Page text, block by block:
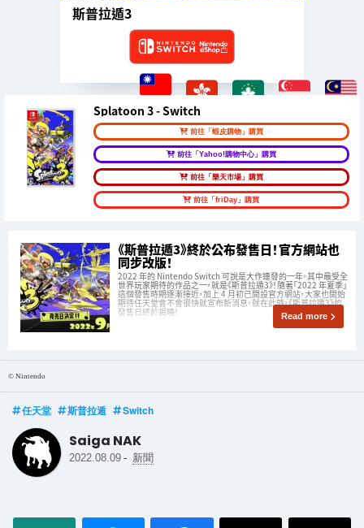
斯普拉遁3
Splatoon 3 - Switch
前往「蝦皮購物」購買
前往「Yahoo!購物中心」購買
前往「樂天市場」購買
前往「friDay」購買
《斯普拉遁3》終於公布發售日！官方網站也
同步改版！
2022 年的 Nintendo Switch 可說是大作連發的一年。其中最受全
世界玩家期待的作品之一，就是《斯普拉遁3》！隨著「2022 年夏季」
這個發售時期逐漸接近，加上 4 月初已開設官方網站，大家也開始
期待任天堂會不會很快就宣布新消息。就在此時，《斯普拉遁3》的
發售日終於揭曉！ Read more
© Nintendo
任天堂 斯普拉遁 Switch
Saiga NAK
2022.08.09 - 新聞